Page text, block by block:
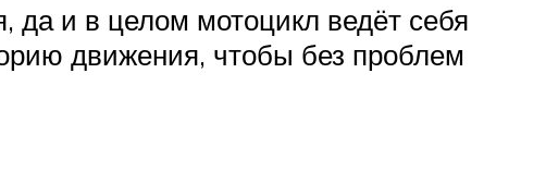
да и в целом мотоцикл ведёт себя
движения, чтобы без проблем